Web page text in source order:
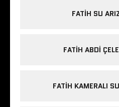
FATIH SU
FATIH ABDI
FATIH KAMERALI